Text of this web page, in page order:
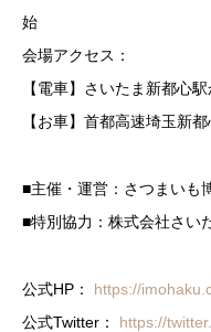
始
会場アクセス：
【電車】さいたま新都心
【お車】首都高速埼玉新
■主催・運営：さつまいも
■特別協力：株式会社さい
公式HP： https://
公式Twitter： https://